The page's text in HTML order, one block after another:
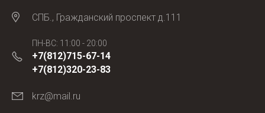
СПБ., Гражданский проспект д.111
ПН-ВС: 11:00 - 20:00
+7(812)715-67-14
+7(812)320-23-83
krz@mail.ru